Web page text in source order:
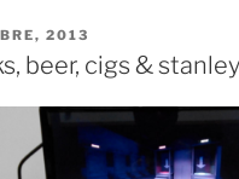
2013
beer, cigs &